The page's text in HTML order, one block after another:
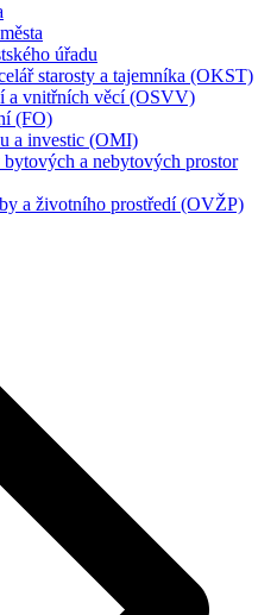
úřadu
starosty a tajemníka (OKST)
a vnitřních věcí (OSVV)
(FO)
a investic (OMI)
a nebytových prostor
a životního prostředí (OVŽP)